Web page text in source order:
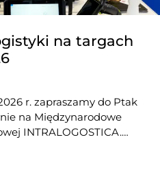
na targach
r. zapraszamy do Ptak
na Międzynarodowe
INTRALOGOSTICA.…